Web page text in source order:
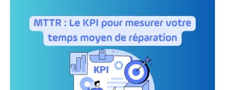
réparation